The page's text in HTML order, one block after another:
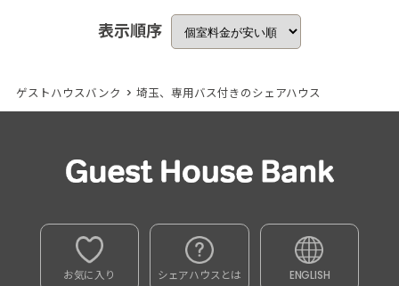
表示順序
ゲストハウスバンク > 埼玉、専用バス付きのシェアハウス
お気に入り シェアハウスとは ENGLISH